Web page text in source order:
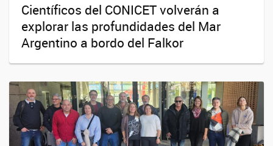
Científicos del CONICET volverán a
explorar las profundidades del Mar
Argentino a bordo del Falkor